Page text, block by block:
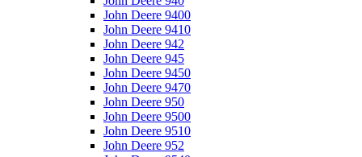
John Deere 9400
John Deere 9410
John Deere 942
John Deere 945
John Deere 9450
John Deere 9470
John Deere 950
John Deere 9500
John Deere 9510
John Deere 952